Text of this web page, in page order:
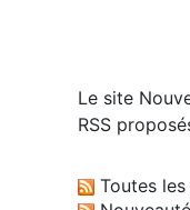
Le site
RSS
Toutes